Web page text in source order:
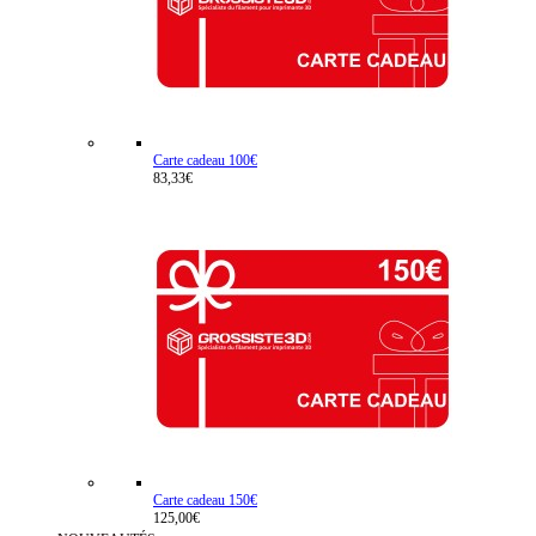
Carte cadeau 100€
83,33€
Carte cadeau 150€
125,00€